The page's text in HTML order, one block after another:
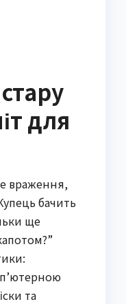
для
враження,
бачить
ще
та